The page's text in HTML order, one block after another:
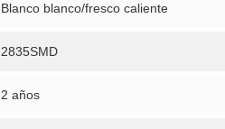
mensaje
pronto!
Blanco blanco/fresco caliente
2835SMD
2 años